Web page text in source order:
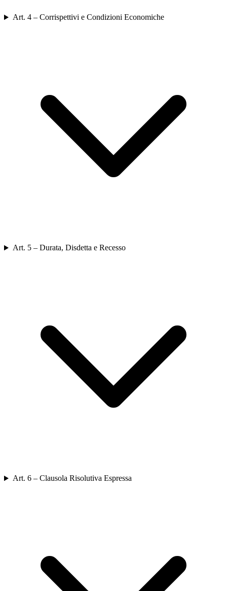
Art. 4 – Corrispettivi e Condizioni Economiche
Art. 5 – Durata, Disdetta e Recesso
Art. 6 – Clausola Risolutiva Espressa